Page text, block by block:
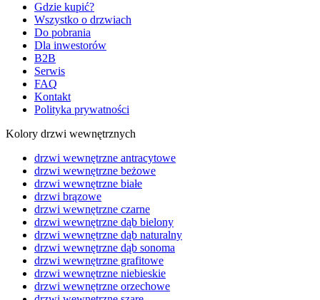
Gdzie kupić?
Wszystko o drzwiach
Do pobrania
Dla inwestorów
B2B
Serwis
FAQ
Kontakt
Polityka prywatności
Kolory drzwi wewnętrznych
drzwi wewnętrzne antracytowe
drzwi wewnętrzne beżowe
drzwi wewnętrzne białe
drzwi brązowe
drzwi wewnętrzne czarne
drzwi wewnętrzne dąb bielony
drzwi wewnętrzne dąb naturalny
drzwi wewnętrzne dąb sonoma
drzwi wewnętrzne grafitowe
drzwi wewnętrzne niebieskie
drzwi wewnętrzne orzechowe